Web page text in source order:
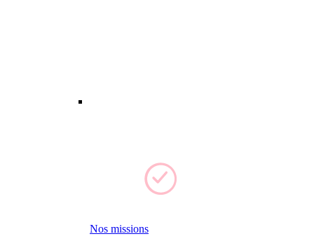
Nos missions